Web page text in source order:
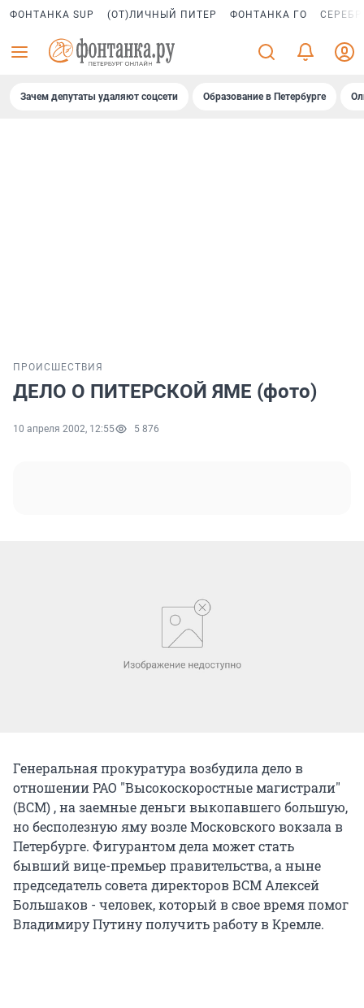
ФОНТАНКА SUP (ОТ)ЛИЧНЫЙ ПИТЕР ФОНТАНКА ГО
Зачем депутаты удаляют соцсети Образование в Петербурге
ПРОИСШЕСТВИЯ
ДЕЛО О ПИТЕРСКОЙ ЯМЕ (фото)
10 апреля 2002, 12:55 5 876
Генеральная прокуратура возбудила дело в
отношении РАО "Высокоскоростные магистрали"
(ВСМ) , на заемные деньги выкопавшего большую,
но бесполезную яму возле Московского вокзала в
Петербурге. Фигурантом дела может стать
бывший вице-премьер правительства, а ныне
председатель совета директоров ВСМ Алексей
Большаков - человек, который в свое время помог
Владимиру Путину получить работу в Кремле.